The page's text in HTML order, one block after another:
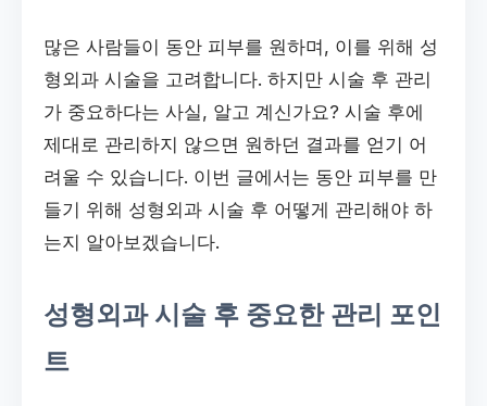
많은 사람들이 동안 피부를 원하며, 이를 위해 성
형외과 시술을 고려합니다. 하지만 시술 후 관리
가 중요하다는 사실, 알고 계신가요? 시술 후에
제대로 관리하지 않으면 원하던 결과를 얻기 어
려울 수 있습니다. 이번 글에서는 동안 피부를 만
들기 위해 성형외과 시술 후 어떻게 관리해야 하
는지 알아보겠습니다.
성형외과 시술 후 중요한 관리 포인
트